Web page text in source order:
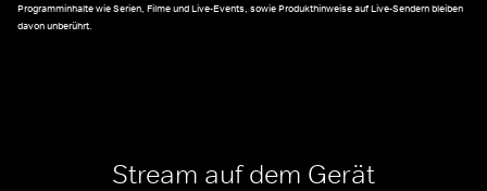
Programminhalte wie Serien, Filme und Live-Events, sowie Produkthinweise auf Live-Sendern bleiben
davon unberührt.
Stream auf dem Gerät